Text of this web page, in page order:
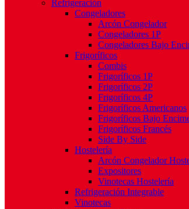
Refrigeración
Congeladores
Arcón Congelador
Congeladores 1P
Congeladores Bajo
Frigoríficos
Combis
Frigoríficos 1P
Frigoríficos 2P
Frigoríficos 4P
Frigoríficos Americanos
Frigoríficos Bajo
Frigoríficos Francés
Side By Side
Hostelería
Arcón Congelador
Expositores
Vinotecas Hostelería
Refrigeración Integrable
Vinotecas